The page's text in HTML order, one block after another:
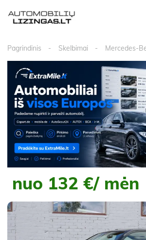
Pagrindinis Skelbimai Mercedes-
nuo 132 €/ mėn